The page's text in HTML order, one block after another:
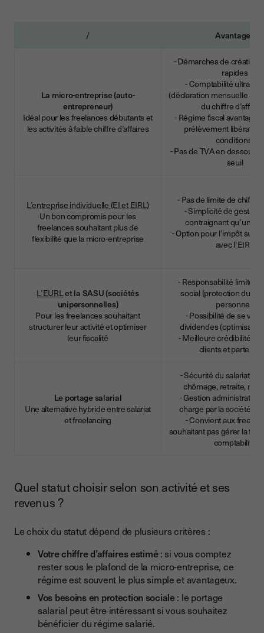
/ Avantages
La micro-entreprise (auto-
entrepreneur)
Idéal pour les freelances débutants et
les activités à faible chiffre d’affaires
- Démarches de création
rapides
- Comptabilité ultra
(déclaration mensuelle ou
du chiffre
- Régime fiscal
prélèvement
conditions)
- Pas de TVA en dessous
seuil
L’entreprise individuelle (EI et EIRL)
Un bon compromis pour les
freelances souhaitant plus de
flexibilité que la micro-entreprise
- Pas de limite de chiffre
- Simplicité de gestion
contraignant qu’une
- Option pour l’impôt sur
avec l’EIRL
L’EURLet la SASU (sociétés
unipersonnelles)
Pour les freelances souhaitant
structurer leur activité et optimiser
leur fiscalité
- Responsabilité limitée
social (protection du
personnel)
- Possibilité de se
dividendes
- Meilleure crédibilité
clients et
Le portage salarial
Une alternative hybride entre salariat
et freelancing
- Sécurité du salariat
chômage, retraite,
- Gestion administrative
charge par la société
- Convient aux
souhaitant pas gérer la
comptabilité
Quel statut choisir selon son activité et ses
revenus ?
Le choix du statut dépend de plusieurs critères :
Votre chiffre d’affaires estimé: si vous comptez
rester sous le plafond de la micro-entreprise, ce
régime est souvent le plus simple et avantageux.
Vos besoins en protection sociale: le portage
salarial peut être intéressant si vous souhaitez
bénéficier du régime salarié.